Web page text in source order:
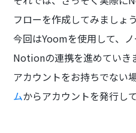
フローを作成してみましょ
今回はYoomを使用して、
Notionの連携を進めていき
アカウントをお持ちでない
ムからアカウントを発行し